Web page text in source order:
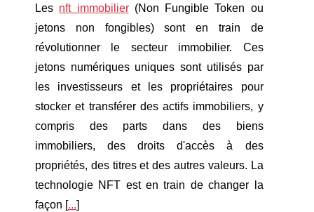
Les nft immobilier(Non Fungible Token ou
jetons non fongibles) sont en train de
révolutionner le secteur immobilier. Ces
jetons numériques uniques sont utilisés par
les investisseurs et les propriétaires pour
stocker et transférer des actifs immobiliers, y
compris des parts dans des biens
immobiliers, des droits d'accès à des
propriétés, des titres et des autres valeurs. La
technologie NFT est en train de changer la
façon [...]